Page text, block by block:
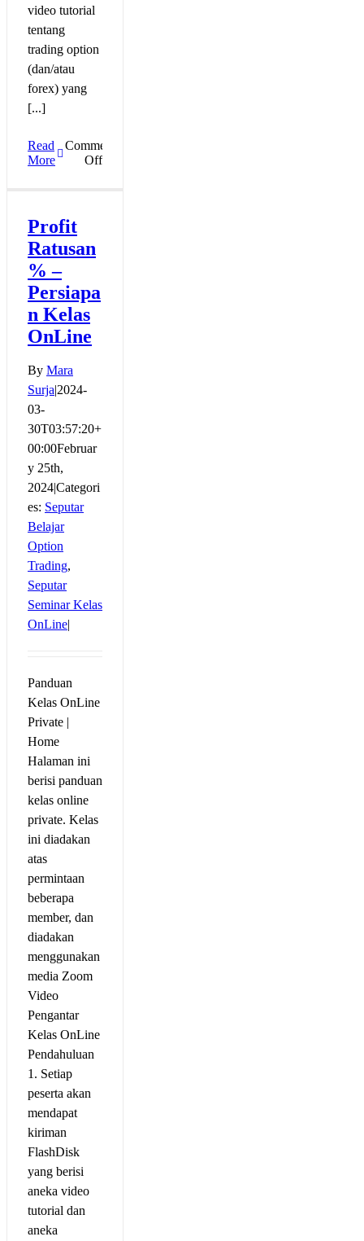
video tutorial
tentang
trading option
(dan/atau
forex) yang
[...]
Read
More
Comments
Offon
Profit
Ratusan
% –
Persiapa
n Kelas
OnLine
By Mara
Surja|2024-
03-
30T03:57:20+
00:00Februar
y 25th,
2024|Categori
es: Seputar
Belajar
Option
Trading,
Seputar
Seminar Kelas
OnLine|
Panduan
Kelas OnLine
Private |
Home
Halaman ini
berisi panduan
kelas online
private. Kelas
ini diadakan
atas
permintaan
beberapa
member, dan
diadakan
menggunakan
media Zoom
Video
Pengantar
Kelas OnLine
Pendahuluan
1. Setiap
peserta akan
mendapat
kiriman
FlashDisk
yang berisi
aneka video
tutorial dan
aneka